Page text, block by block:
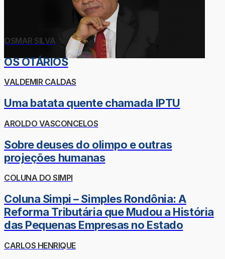
OSMAR SILVA
OS OTÁRIOS
VALDEMIR CALDAS
Uma batata quente chamada IPTU
AROLDO VASCONCELOS
Sobre deuses do olimpo e outras
projeções humanas
COLUNA DO SIMPI
Coluna Simpi – Simples Rondônia: A
Reforma Tributária que Mudou a História
das Pequenas Empresas no Estado
CARLOS HENRIQUE